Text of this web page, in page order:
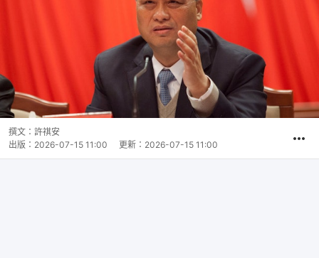
撰文： 許祺安
出版： 2026-07-15 11:00 更新： 2026-07-15 11:00